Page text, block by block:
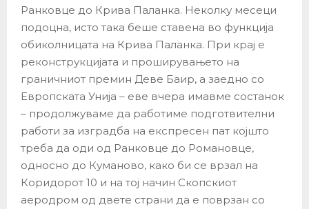
Ранковце до Крива Паланка. Неколку месеци
подоцна, исто така беше ставена во функција
обиколницата на Крива Паланка. При крај е
реконструкцијата и проширувањето на
граничниот премин Деве Баир, а заедно со
Европската Унија – еве вчера имавме состанок
– продолжуваме да работиме подготвителни
работи за изградба на експресен пат којшто
треба да оди од Ранковце до Романовце,
односно до Куманово, како би се врзал на
Коридорот 10 и на тој начин Скопскиот
аеродром од двете страни да е поврзан со